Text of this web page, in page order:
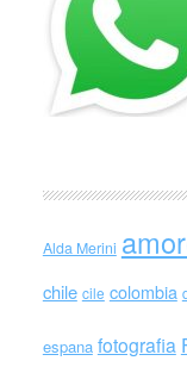
Alda Merini
chile cile colombia
espana fotografia